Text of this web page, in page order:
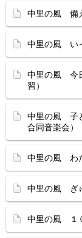
中里の風 備
中里の風 い
中里の風 今
習）
中里の風 子
合同音楽会）
中里の風 わ
中里の風 ぎ
中里の風 １